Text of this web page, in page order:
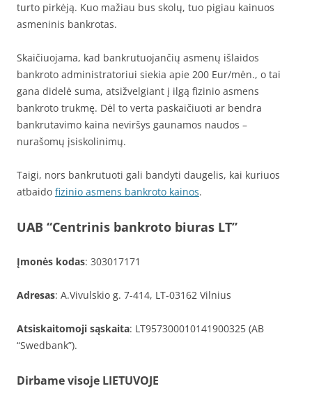
turto pirkėją. Kuo mažiau bus skolų, tuo pigiau kainuos
asmeninis bankrotas.
Skaičiuojama, kad bankrutuojančių asmenų išlaidos
bankroto administratoriui siekia apie 200 Eur/mėn., o tai
gana didelė suma, atsižvelgiant į ilgą fizinio asmens
bankroto trukmę. Dėl to verta paskaičiuoti ar bendra
bankrutavimo kaina neviršys gaunamos naudos –
nurašomų įsiskolinimų.
Taigi, nors bankrutuoti gali bandyti daugelis, kai kuriuos
atbaido fizinio asmens bankroto kainos.
UAB “Centrinis bankroto biuras LT”
Įmonės kodas: 303017171
Adresas: A.Vivulskio g. 7-414, LT-03162 Vilnius
Atsiskaitomoji sąskaita: LT957300010141900325 (AB
“Swedbank”).
Dirbame visoje LIETUVOJE